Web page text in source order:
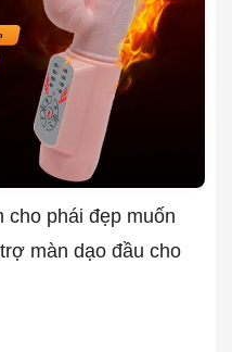
phái đẹp muốn
màn dạo đầu cho